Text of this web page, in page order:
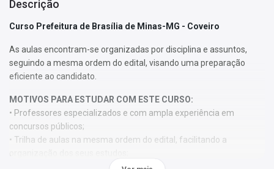
Descrição
Curso Prefeitura de Brasília de Minas-MG - Coveiro
As aulas encontram-se organizadas por disciplina e assuntos,
seguindo a mesma ordem do edital, visando uma preparação
eficiente ao candidato.
MOTIVOS PARA ESTUDAR COM ESTE CURSO:
• Professores especializados e com ampla experiência em
concursos públicos;
• Trilha de aulas na mesma ordem do edital, facilitando a
organização dos seus estudos;
• 100% online para você assistir de onde quiser (com acesso à